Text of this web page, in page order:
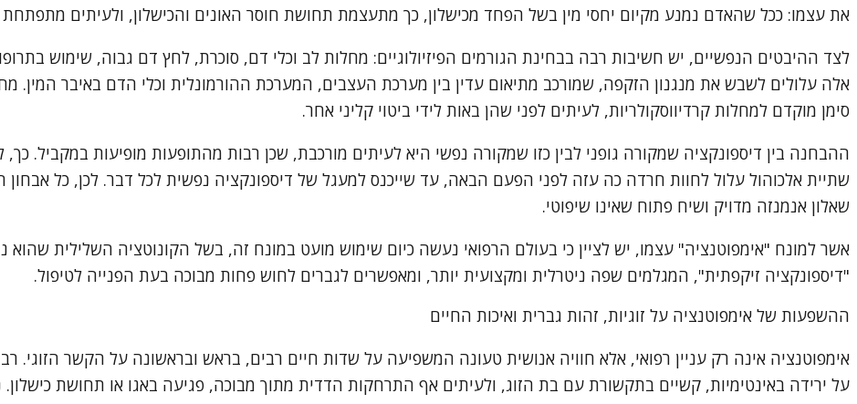
את עצמו: ככל שהאדם נמנע מקיום יחסי מין בשל הפחד מכישלון, כך מתעצמת תחושת חוסר האונים והכישלון, ולעיתים
לצד ההיבטים הנפשיים, יש חשיבות רבה בבחינת הגורמים הפיזיולוגיים: מחלות לב וכלי דם, סוכרת, לחץ דם גבוה, שימוש
אלה עלולים לשבש את מנגנון הזקפה, שמורכב מתיאום עדין בין מערכת העצבים, המערכת ההורמונלית וכלי הדם באיבר המין.
סימן מוקדם למחלות קרדיווסקולריות, לעיתים לפני שהן באות לידי ביטוי קליני אחר.
ההבחנה בין דיספונקציה שמקורה גופני לבין כזו שמקורה נפשי היא לעיתים מורכבת, שכן רבות מהתופעות מופיעות במקביל.
שתיית אלכוהול עלול לחוות חרדה כה עזה לפני הפעם הבאה, עד שייכנס למעגל של דיספונקציה נפשית לכל דבר. לכן, כל אבחון
שאלון אנמנזה מדויק ושיח פתוח שאינו שיפוטי.
אשר למונח "אימפוטנציה" עצמו, יש לציין כי בעולם הרפואי נעשה כיום שימוש מועט במונח זה, בשל הקונוטציה השלילית
"דיספונקציה זיקפתית", המגלמים שפה ניטרלית ומקצועית יותר, ומאפשרים לגברים לחוש פחות מבוכה בעת הפנייה לטיפול.
ההשפעות של אימפוטנציה על זוגיות, זהות גברית ואיכות החיים
אימפוטנציה אינה רק עניין רפואי, אלא חוויה אנושית טעונה המשפיעה על שדות חיים רבים, בראש ובראשונה על הקשר הזוגי.
על ירידה באינטימיות, קשיים בתקשורת עם בת הזוג, ולעיתים אף התרחקות הדדית מתוך מבוכה, פגיעה באגו או תחושת